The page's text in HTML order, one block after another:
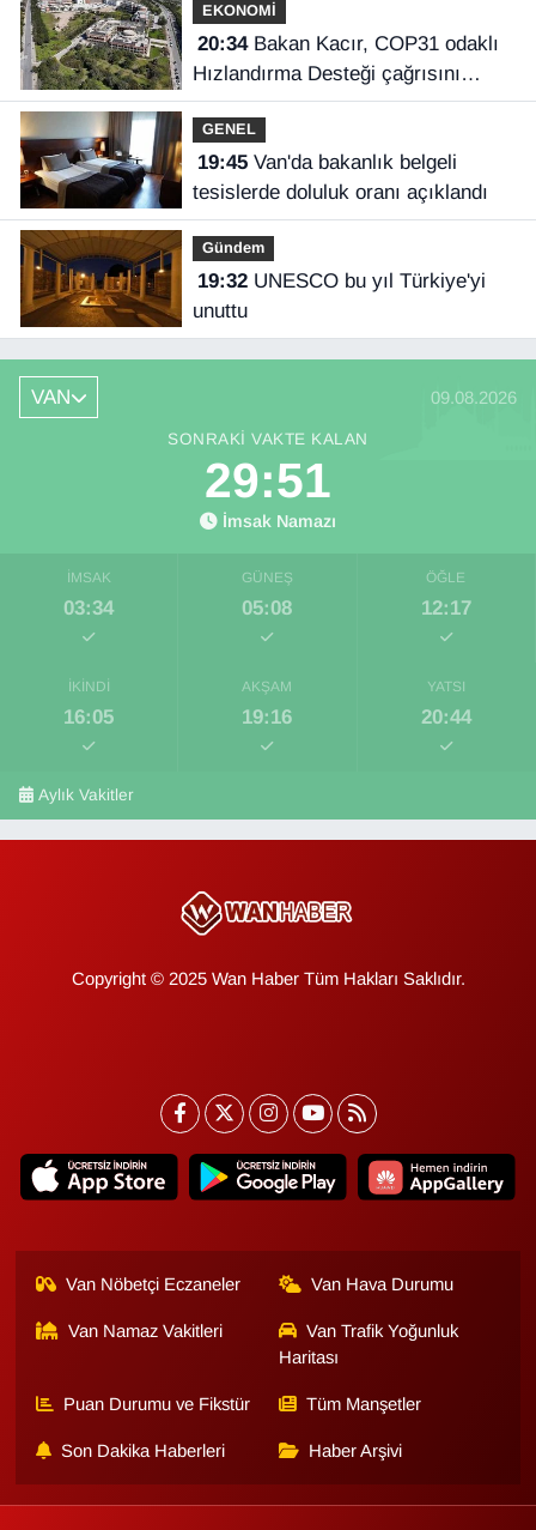
EKONOMİ
20:34Bakan Kacır, COP31 odaklı
Hızlandırma Desteği çağrısını
açıkladı
GENEL
19:45Van'da bakanlık belgeli
tesislerde doluluk oranı açıklandı
Gündem
19:32UNESCO bu yıl Türkiye'yi
unuttu
VAN 09.08.2026
SONRAKI VAKTE KALAN
29:50
İmsak Namazı
İMSAK
03:34
GÜNEŞ
05:08
ÖĞLE
12:17
İKINDI
16:05
AKŞAM
19:16
YATSI
20:44
Aylık Vakitler
Copyright © 2025 Wan Haber Tüm Hakları Saklıdır.
Van Nöbetçi Eczaneler Van Hava Durumu
Van Namaz Vakitleri
Van Trafik Yoğunluk
Haritası
Puan Durumu ve Fikstür Tüm Manşetler
Son Dakika Haberleri Haber Arşivi